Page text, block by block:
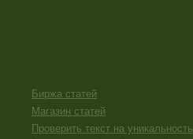
Биржа статей
Магазин статей
Проверить текст на уникальность